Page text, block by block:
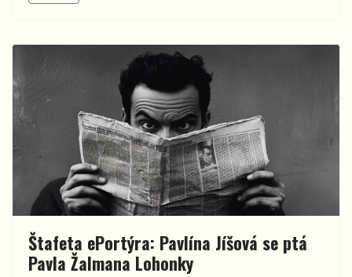
Štafeta ePortýra: Pavlína Jíšová se ptá
Pavla Žalmana Lohonky